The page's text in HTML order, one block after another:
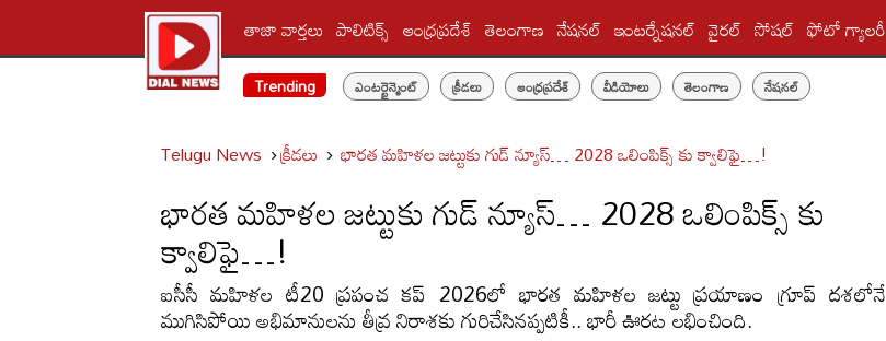
తాజా వార్తలు పాలిటిక్స్‌ ఆంధ్రప్రదేశ్ తెలంగాణ నేషనల్ ఇంటర్నేషనల్ వైరల్ సోషల్ ఫోటో గ్యాలరీ
Trending
ఎంటర్టైన్మెంట్ క్రీడలు ఆంధ్రప్రదేశ్ వీడియోలు తెలంగాణ నేషనల్
Telugu News క్రీడలు భారత మహిళల జట్టుకు గుడ్ న్యూస్… 2028 ఒలింపిక్స్ కు క్వాలిఫై…!
భారత మహిళల జట్టుకు గుడ్ న్యూస్… 2028 ఒలింపిక్స్ కు
క్వాలిఫై…!
ఐసీసీ మహిళల టీ20 ప్రపంచ కప్ 2026లో భారత మహిళల జట్టు ప్రయాణం గ్రూప్ దశలోనే
ముగిసిపోయి అభిమానులను తీవ్ర నిరాశకు గురిచేసినప్పటికీ.. భారీ ఊరట లభించింది.